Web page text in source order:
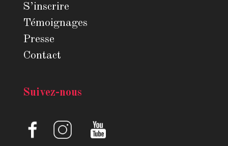
S’inscrire
Témoignages
Presse
Contact
Suivez-nous